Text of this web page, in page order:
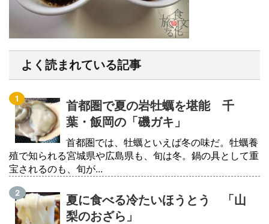
よく読まれている記事
首都圏で夏の岩牡蠣を堪能 千
葉・飯岡の「磯ガキ」
首都圏では、牡蠣といえば冬の味だ。牡蠣養
殖で知られる宮城県や広島県も、旬は冬。鍋の具として重
宝されるのも、旬が...
夏に食べる冷たいほうとう 「山
梨のおざら」